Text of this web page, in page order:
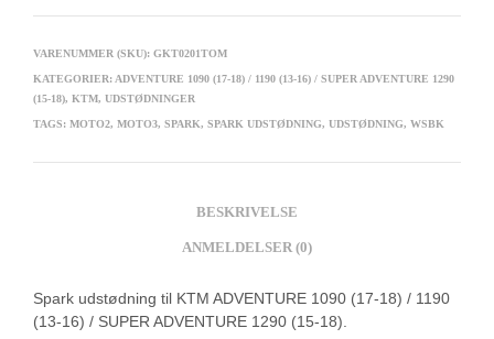
VARENUMMER (SKU): GKT0201TOM
KATEGORIER: ADVENTURE 1090 (17-18) / 1190 (13-16) / SUPER ADVENTURE 1290
(15-18), KTM, UDSTØDNINGER
TAGS: MOTO2, MOTO3, SPARK, SPARK UDSTØDNING, UDSTØDNING, WSBK
BESKRIVELSE
ANMELDELSER (0)
Spark udstødning til KTM ADVENTURE 1090 (17-18) / 1190
(13-16) / SUPER ADVENTURE 1290 (15-18).